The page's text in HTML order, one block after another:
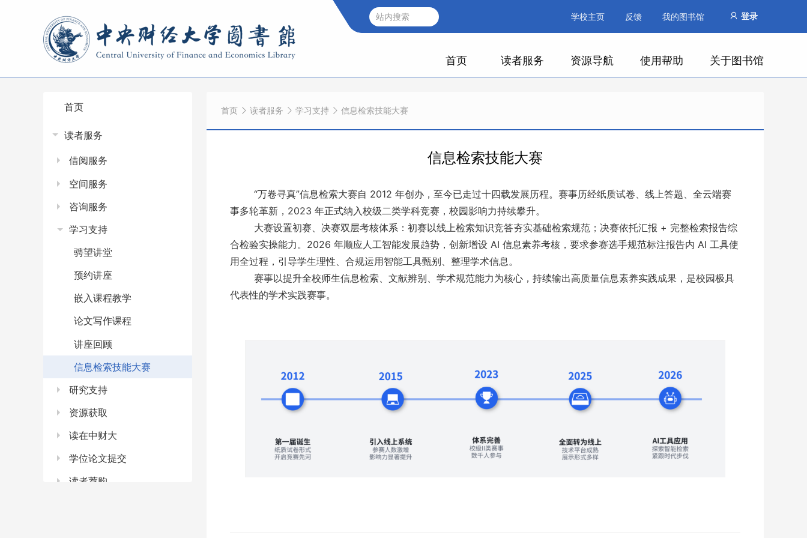
学校主页 反馈 我的图书馆 登录
首页 读者服务 资源导航 使用帮助 关于图书馆
首页
读者服务
借阅服务
空间服务
咨询服务
学习支持
骋望讲堂
预约讲座
嵌入课程教学
论文写作课程
讲座回顾
信息检索技能大赛
研究支持
资源获取
读在中财大
学位论文提交
读者荐购
首页 读者服务 学习支持 信息检索技能大赛
信息检索技能大赛
“万卷寻真”信息检索大赛自 2012 年创办，至今已走过十四载发展历程。赛事历经纸质试卷、线上答题、全云端赛
事多轮革新，2023 年正式纳入校级二类学科竞赛，校园影响力持续攀升。
大赛设置初赛、决赛双层考核体系：初赛以线上检索知识竞答夯实基础检索规范；决赛依托汇报 + 完整检索报告综
合检验实操能力。2026 年顺应人工智能发展趋势，创新增设 AI 信息素养考核，要求参赛选手规范标注报告内 AI 工具使
用全过程，引导学生理性、合规运用智能工具甄别、整理学术信息。
赛事以提升全校师生信息检索、文献辨别、学术规范能力为核心，持续输出高质量信息素养实践成果，是校园极具
代表性的学术实践赛事。